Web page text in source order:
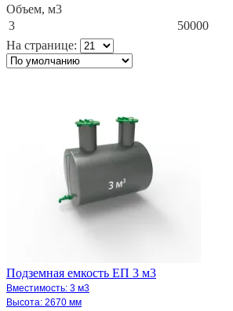
Объем, м3
3
50000
На странице:
Подземная емкость ЕП 3 м3
Вместимоcть: 3 м3
Высота: 2670 мм